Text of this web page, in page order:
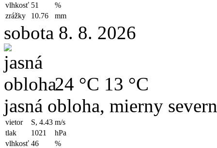
vlhkosť 51
%
zrážky
10.76 mm
sobota 8. 8. 2026
24 °C 13 °C
jasná obloha, mierny
vietor S, 4.43 m/s
tlak
1021
hPa
vlhkosť 46 %